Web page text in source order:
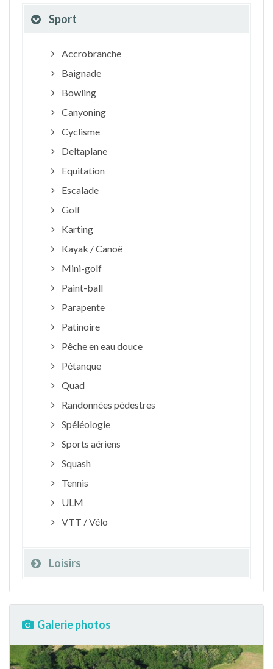
Sport
Accrobranche
Baignade
Bowling
Canyoning
Cyclisme
Deltaplane
Equitation
Escalade
Golf
Karting
Kayak / Canoë
Mini-golf
Paint-ball
Parapente
Patinoire
Pêche en eau douce
Pétanque
Quad
Randonnées pédestres
Spéléologie
Sports aériens
Squash
Tennis
ULM
VTT / Vélo
Loisirs
Galerie photos